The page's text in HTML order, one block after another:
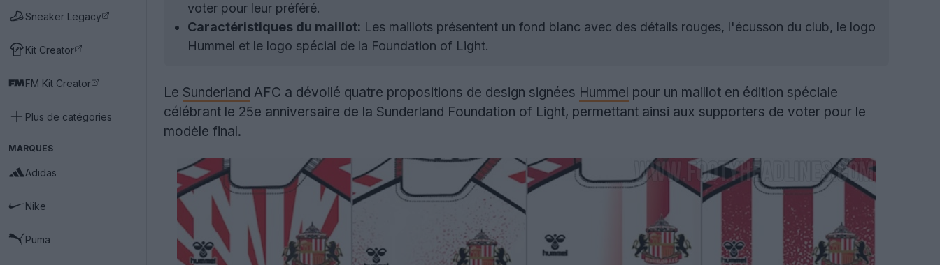
Sneaker Legacy
Kit Creator
FM Kit Creator
Plus de catégories
MARQUES
Adidas
Nike
Puma
voter pour leur préféré.
Caractéristiques du maillot: Les maillots présentent un fond blanc avec des détails rouges, l'écusson du club, le logo
Hummel et le logo spécial de la Foundation of Light.
Le Sunderland AFC a dévoilé quatre propositions de design signées Hummel pour un maillot en édition spéciale
célébrant le 25e anniversaire de la Sunderland Foundation of Light, permettant ainsi aux supporters de voter pour le
modèle final.